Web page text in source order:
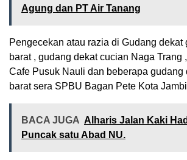
Agung dan PT Air Tanang
Pengecekan atau razia di Gudang dekat
barat , gudang dekat cucian Naga Trang
Cafe Pusuk Nauli dan beberapa gudang
barat sera SPBU Bagan Pete Kota Jambi
BACA JUGA Alharis Jalan Kaki
Puncak satu Abad NU.